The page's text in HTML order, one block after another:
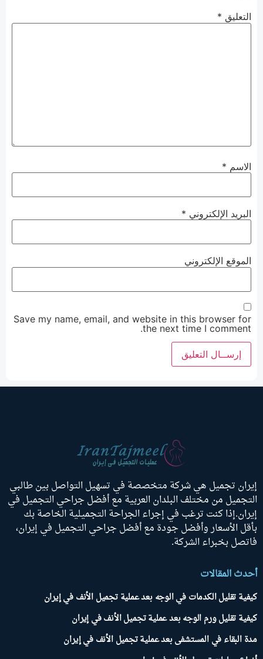
التعليق *
الاسم *
البريد الإلكتروني *
الموقع الإلكتروني
Save my name, email, and website in this browser for
the next time I comment.
إيران تجميل هي شركة متخصصة في تسهيل التواصل بين طالبي
التجميل من مختلف البلدان العربية مع أفضل جراحي التجميل في
إيران.إذا كنت ترغب في إجراء الجراحة التجميلية الخاصة بك
بأقل الأسعار وأفضل جودة مع أفضل جراحي التجميل في إيران،
فاتصل بخبراء الشركة.
أحدث المقالات
كيفية تقليل الكدمات في الوجه بعد عملية تجميل الأنف في إيران
كيفية تقليل ورم الوجه بعد عملية تجميل الأنف في إيران
مدة البقاء في المستشفى بعد عملية تجميل الأنف في إيران